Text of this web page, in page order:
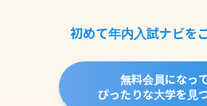
初めて年内入試ナビを
無料会員になっ
ぴったりな大学を見